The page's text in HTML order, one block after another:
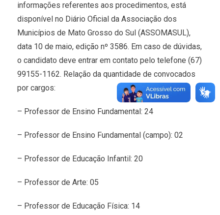
informações referentes aos procedimentos, está
disponível no Diário Oficial da Associação dos
Municípios de Mato Grosso do Sul (ASSOMASUL),
data 10 de maio, edição nº 3586. Em caso de dúvidas,
o candidato deve entrar em contato pelo telefone (67)
99155-1162. Relação da quantidade de convocados
por cargos:
– Professor de Ensino Fundamental: 24
– Professor de Ensino Fundamental (campo): 02
– Professor de Educação Infantil: 20
– Professor de Arte: 05
– Professor de Educação Física: 14